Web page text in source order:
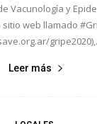
Vacunología y
web llamado
Leer más